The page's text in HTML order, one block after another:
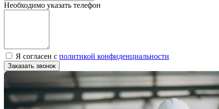
Необходимо указать телефон
Я согласен с политикой конфиденциальности
Заказать звонок